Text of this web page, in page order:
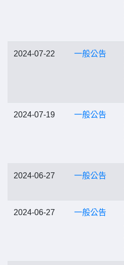
2024-07-22 一般公告
2024-07-19 一般公告
2024-06-27 一般公告
2024-06-27 一般公告